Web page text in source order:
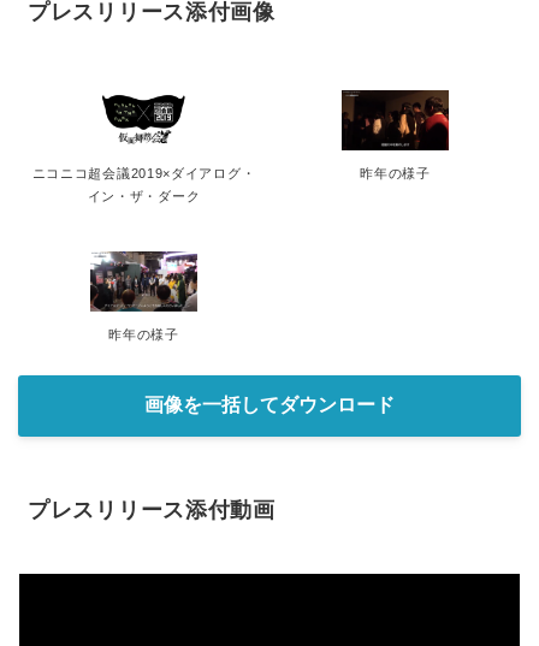
プレスリリース添付画像
ニコニコ超会議2019×ダイアログ・
イン・ザ・ダーク
昨年の様子
昨年の様子
画像を一括してダウンロード
プレスリリース添付動画